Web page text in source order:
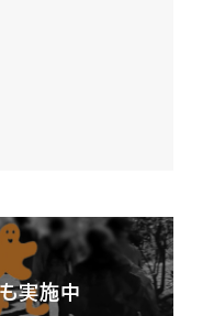
実施中